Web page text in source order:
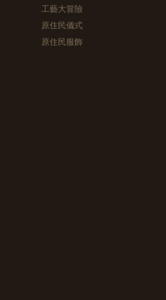
工藝大冒險
原住民儀式
原住民服飾